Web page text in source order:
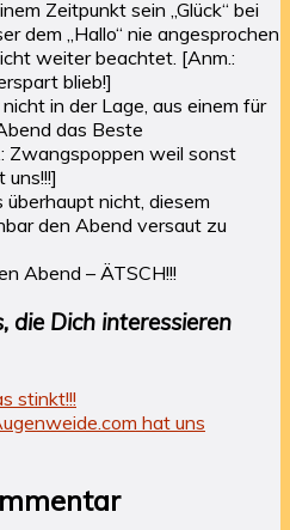
Zeitpunkt sein „Glück“ bei
dem „Hallo“ nie angesprochen
weiter beachtet. [Anm.:
blieb!]
in der Lage, aus einem für
das Beste
Zwangspoppen weil sonst
überhaupt nicht, diesem
den Abend versaut zu
Abend – ÄTSCH!!!
die Dich interessieren
stinkt!!!
hat uns